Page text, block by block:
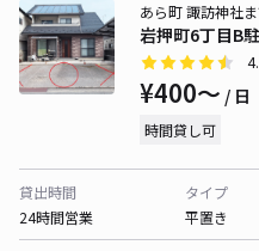
岩押町6丁目B
あら町 諏訪神社
¥400〜 / 日
時間貸し可
貸出時間
24時間営業
タイプ
平置き